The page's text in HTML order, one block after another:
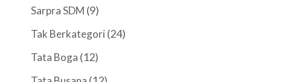
Sarpra SDM (9)
Tak Berkategori (24)
Tata Boga (12)